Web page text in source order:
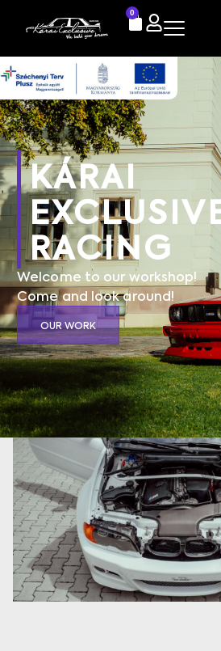
0
KÁRAI
RACING
Welcome to our workshop!
Come and look around!
OUR WORK